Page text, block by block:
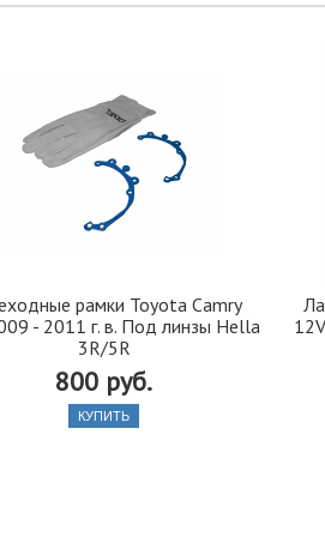
рамки Toyota Camry
- 2011 г. в. Под линзы Hella
3R/5R
800 руб.
КУПИТЬ